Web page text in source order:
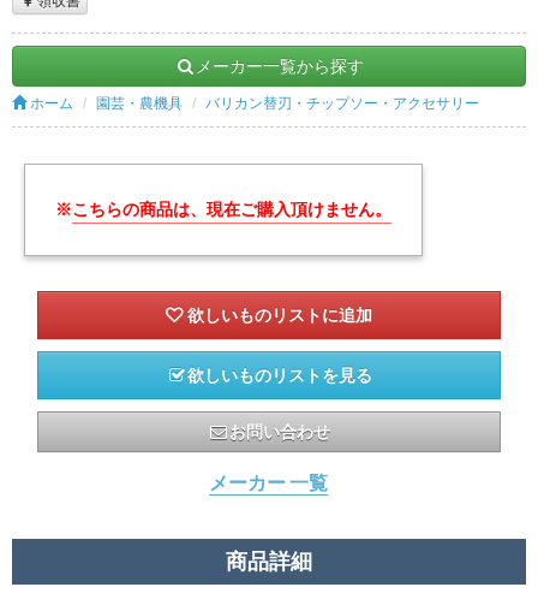
メーカー一覧から探す
ホーム 園芸・農機具 バリカン替刃・チップソー・アクセサリー
※こちらの商品は、現在ご購入頂けません。
欲しいものリストを見る
お問い合わせ
メーカー 一覧
商品詳細